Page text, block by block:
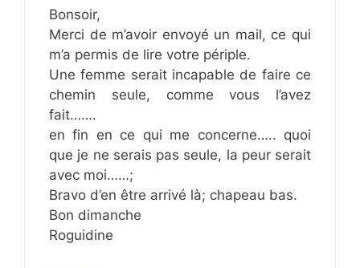
Bonsoir,
Merci de m’avoir envoyé un mail, ce qui
m’a permis de lire votre périple.
Une femme serait incapable de faire ce
chemin seule, comme vous l’avez
fait…….
en fin en ce qui me concerne….. quoi
que je ne serais pas seule, la peur serait
avec moi……;
Bravo d’en être arrivé là; chapeau bas.
Bon dimanche
Roguidine